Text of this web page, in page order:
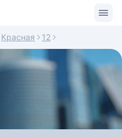
Красная 12